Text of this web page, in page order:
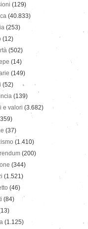
(129)
(40.833)
(253)
(12)
(502)
(14)
(149)
(52)
(139)
e valori (3.682)
(37)
(1.410)
(200)
(344)
(1.521)
(46)
(84)
(1.125)